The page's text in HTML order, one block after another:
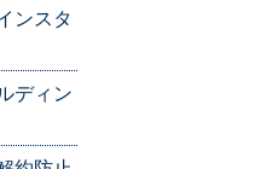
ンスタ
ディン